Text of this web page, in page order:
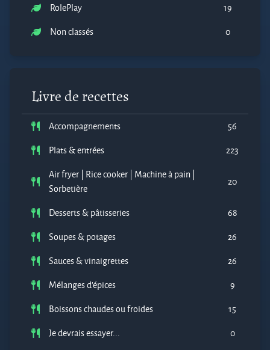
RolePlay
19
Non classés
0
Livre de recettes
Accompagnements
56
Plats & entrées
223
Air fryer | Rice cooker | Machine à pain |
Sorbetière
20
Desserts & pâtisseries
68
Soupes & potages
26
Sauces & vinaigrettes
26
Mélanges d'épices
9
Boissons chaudes ou froides
15
Je devrais essayer...
0